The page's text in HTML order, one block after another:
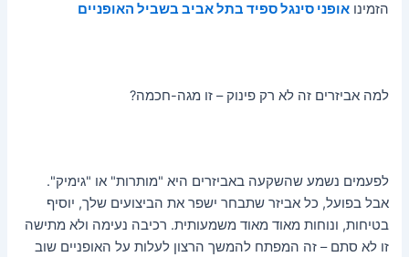
הזמינואופני סינגל ספיד בתל אביב בשביל האופניים
למה אביזרים זה לא רק פינוק – זו מגה-חכמה?
לפעמים נשמע שהשקעה באביזרים היא "מותרות" או "גימיק".
אבל בפועל, כל אביזר שתבחר ישפר את הביצועים שלך, יוסיף
בטיחות, ונוחות מאוד מאוד משמעותית. רכיבה נעימה ולא מתישה
זו לא סתם – זה המפתח להמשך הרצון לעלות על האופניים שוב